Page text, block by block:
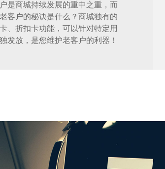
是商城持续发展的重中之重，而
客户的秘诀是什么？商城独有的
、折扣卡功能，可以针对特定用
发放，是您维护老客户的利器！